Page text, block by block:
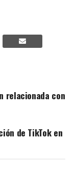
relacionada con
de TikTok en